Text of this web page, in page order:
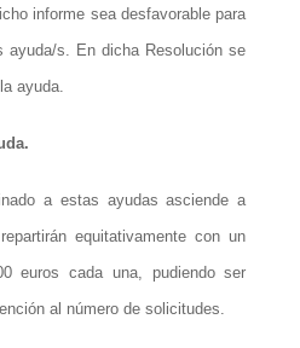
informe sea desfavorable para
ayuda/s. En dicha Resolución se
ayuda.
a estas ayudas asciende a
equitativamente con un
euros cada una, pudiendo ser
al número de solicitudes.